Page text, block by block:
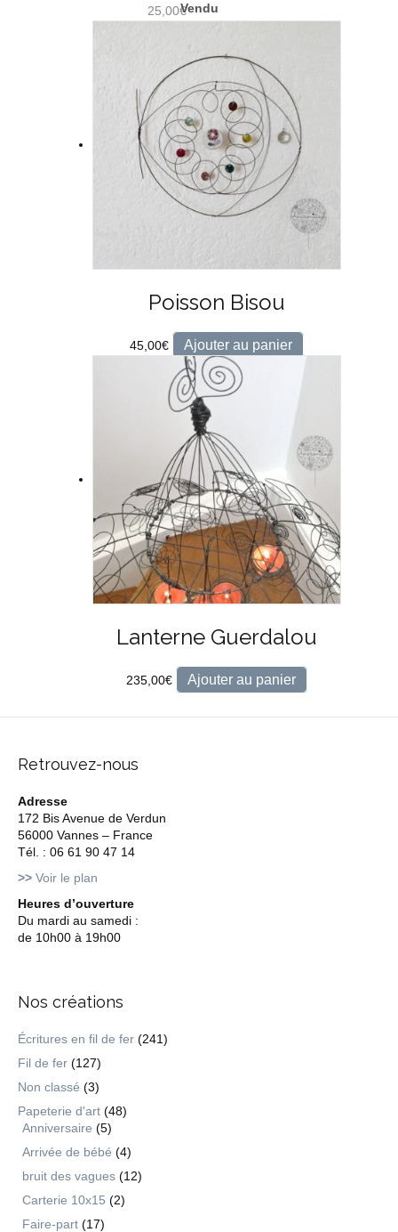
25,00€
Poisson Bisou
45,00€ Ajouter au panier
Lanterne Guerdalou
235,00€ Ajouter au panier
Retrouvez-nous
Adresse
172 Bis Avenue de Verdun
56000 Vannes – France
Tél. : 06 61 90 47 14
>> Voir le plan
Heures d’ouverture
Du mardi au samedi :
de 10h00 à 19h00
Nos créations
Écritures en fil de fer (241)
Fil de fer (127)
Non classé (3)
Papeterie d'art (48)
Anniversaire (5)
Arrivée de bébé (4)
bruit des vagues (12)
Carterie 10x15 (2)
Faire-part (17)